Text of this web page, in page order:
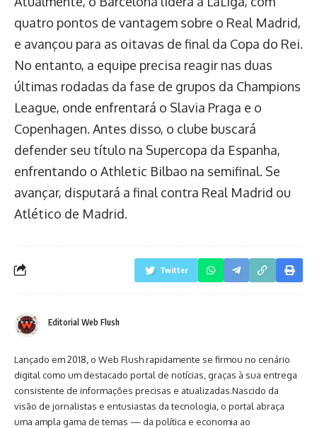
quatro pontos de vantagem sobre o Real Madrid,
e avançou para as oitavas de final da Copa do Rei.
No entanto, a equipe precisa reagir nas duas
últimas rodadas da fase de grupos da Champions
League, onde enfrentará o Slavia Praga e o
Copenhagen. Antes disso, o clube buscará
defender seu título na Supercopa da Espanha,
enfrentando o Athletic Bilbao na semifinal. Se
avançar, disputará a final contra Real Madrid ou
Atlético de Madrid.
Twitter
Editorial Web Flush
Lançado em 2018, o Web Flush rapidamente se firmou no cenário
digital como um destacado portal de notícias, graças à sua entrega
consistente de informações precisas e atualizadas.Nascido da
visão de jornalistas e entusiastas da tecnologia, o portal abraça
uma ampla gama de temas — da política e economia ao